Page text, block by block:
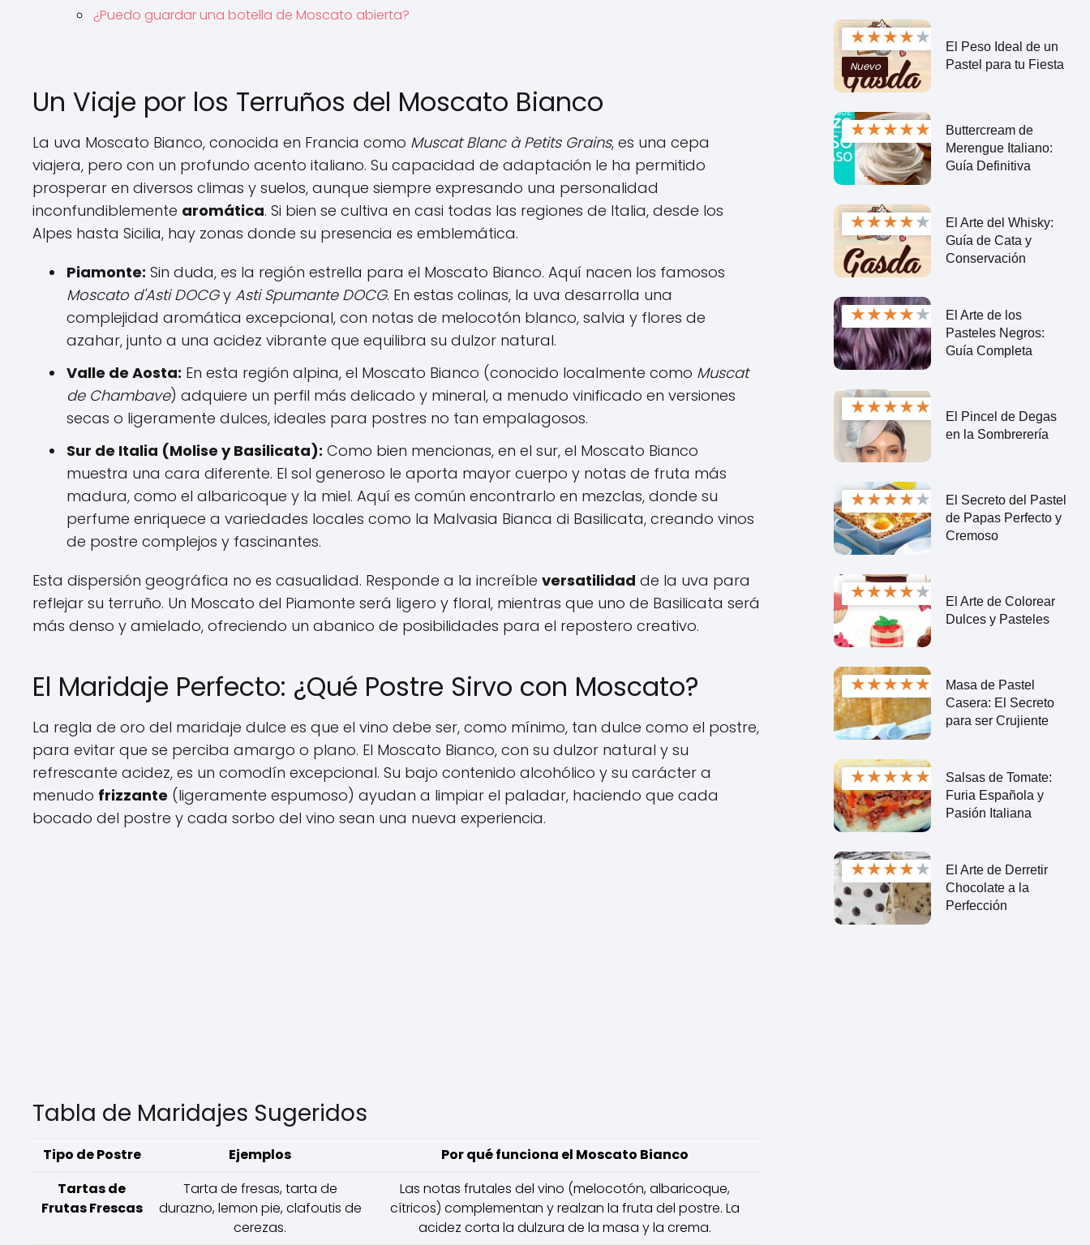
¿Puedo guardar una botella de Moscato abierta?
Un Viaje por los Terruños del Moscato Bianco
La uva Moscato Bianco, conocida en Francia como Muscat Blanc à Petits Grains, es una cepa
viajera, pero con un profundo acento italiano. Su capacidad de adaptación le ha permitido
prosperar en diversos climas y suelos, aunque siempre expresando una personalidad
inconfundiblemente aromática. Si bien se cultiva en casi todas las regiones de Italia, desde los
Alpes hasta Sicilia, hay zonas donde su presencia es emblemática.
Piamonte: Sin duda, es la región estrella para el Moscato Bianco. Aquí nacen los famosos
Moscato d'Asti DOCGy Asti Spumante DOCG. En estas colinas, la uva desarrolla una
complejidad aromática excepcional, con notas de melocotón blanco, salvia y flores de
azahar, junto a una acidez vibrante que equilibra su dulzor natural.
Valle de Aosta: En esta región alpina, el Moscato Bianco (conocido localmente como Muscat
de Chambave) adquiere un perfil más delicado y mineral, a menudo vinificado en versiones
secas o ligeramente dulces, ideales para postres no tan empalagosos.
Sur de Italia (Molise y Basilicata): Como bien mencionas, en el sur, el Moscato Bianco
muestra una cara diferente. El sol generoso le aporta mayor cuerpo y notas de fruta más
madura, como el albaricoque y la miel. Aquí es común encontrarlo en mezclas, donde su
perfume enriquece a variedades locales como la Malvasia Bianca di Basilicata, creando vinos
de postre complejos y fascinantes.
Esta dispersión geográfica no es casualidad. Responde a la increíble versatilidad de la uva para
reflejar su terruño. Un Moscato del Piamonte será ligero y floral, mientras que uno de Basilicata será
más denso y amielado, ofreciendo un abanico de posibilidades para el repostero creativo.
El Maridaje Perfecto: ¿Qué Postre Sirvo con Moscato?
La regla de oro del maridaje dulce es que el vino debe ser, como mínimo, tan dulce como el postre,
para evitar que se perciba amargo o plano. El Moscato Bianco, con su dulzor natural y su
refrescante acidez, es un comodín excepcional. Su bajo contenido alcohólico y su carácter a
menudo frizzante (ligeramente espumoso) ayudan a limpiar el paladar, haciendo que cada
bocado del postre y cada sorbo del vino sean una nueva experiencia.
Tabla de Maridajes Sugeridos
Tipo de Postre Ejemplos
Por qué funciona el Moscato Bianco
Tartas de
Frutas Frescas
Tarta de fresas, tarta de
durazno, lemon pie, clafoutis de
cerezas.
Las notas frutales del vino (melocotón, albaricoque,
cítricos) complementan y realzan la fruta del postre. La
acidez corta la dulzura de la masa y la crema.
★★★★★
Nuevo
El Peso Ideal de un
Pastel para tu Fiesta
★★★★★
Buttercream de
Merengue Italiano:
Guía Definitiva
★★★★★
El Arte del Whisky:
Guía de Cata y
Conservación
★★★★★
El Arte de los
Pasteles Negros:
Guía Completa
★★★★★
El Pincel de Degas
en la Sombrerería
★★★★★
El Secreto del Pastel
de Papas Perfecto y
Cremoso
★★★★★
El Arte de Colorear
Dulces y Pasteles
★★★★★
Masa de Pastel
Casera: El Secreto
para ser Crujiente
★★★★★
Salsas de Tomate:
Furia Española y
Pasión Italiana
★★★★★
El Arte de Derretir
Chocolate a la
Perfección